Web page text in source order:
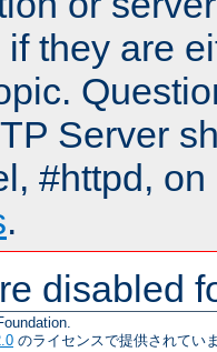
if they are
Server
#httpd,
.
disabled
のライセンスで提供されてい